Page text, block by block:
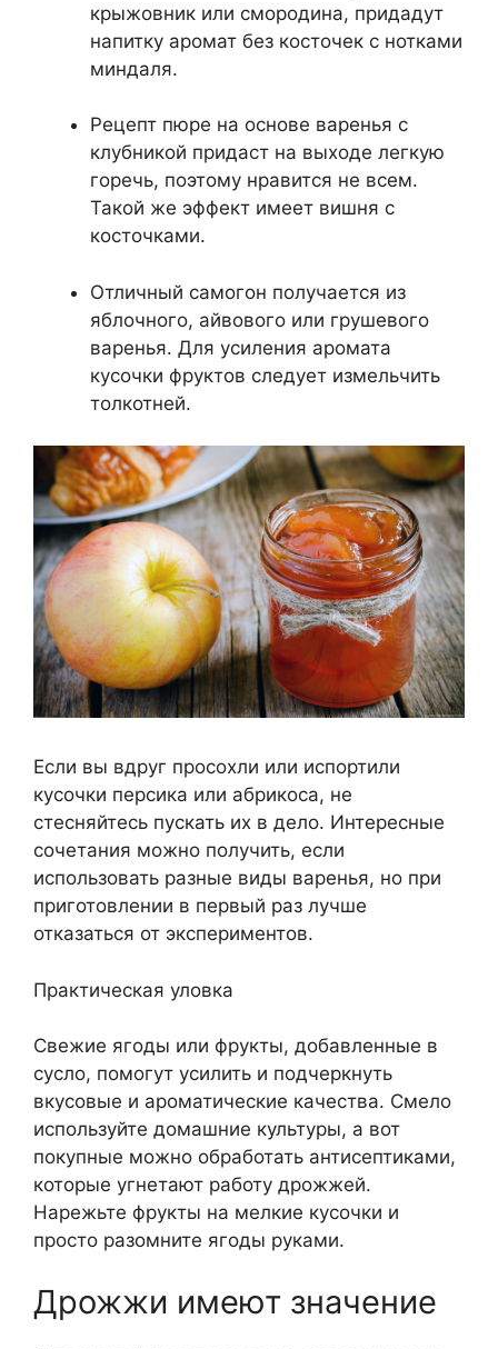
крыжовник или смородина, придадут
напитку аромат без косточек с нотками
миндаля.
Рецепт пюре на основе варенья с
клубникой придаст на выходе легкую
горечь, поэтому нравится не всем.
Такой же эффект имеет вишня с
косточками.
Отличный самогон получается из
яблочного, айвового или грушевого
варенья. Для усиления аромата
кусочки фруктов следует измельчить
толкотней.
Если вы вдруг просохли или испортили
кусочки персика или абрикоса, не
стесняйтесь пускать их в дело. Интересные
сочетания можно получить, если
использовать разные виды варенья, но при
приготовлении в первый раз лучше
отказаться от экспериментов.
Практическая уловка
Свежие ягоды или фрукты, добавленные в
сусло, помогут усилить и подчеркнуть
вкусовые и ароматические качества. Смело
используйте домашние культуры, а вот
покупные можно обработать антисептиками,
которые угнетают работу дрожжей.
Нарежьте фрукты на мелкие кусочки и
просто разомните ягоды руками.
Дрожжи имеют значение